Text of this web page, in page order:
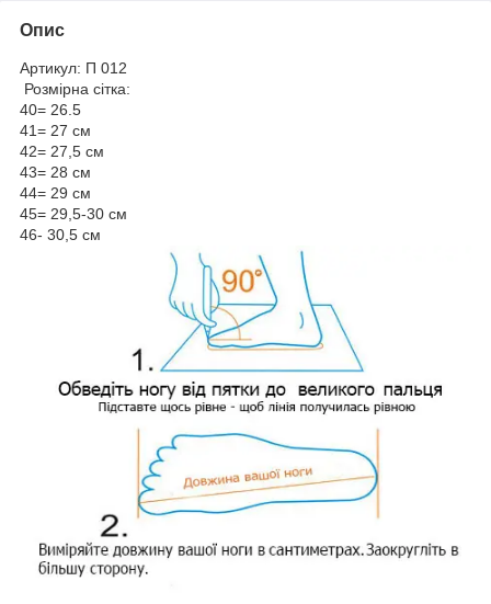
Опис
Артикул: П 012
Розмірна сітка:
40= 26.5
41= 27 см
42= 27,5 см
43= 28 см
44= 29 см
45= 29,5-30 см
46- 30,5 см